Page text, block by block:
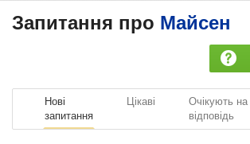
Запитання про Майсен
Нові
запитання
Цікаві
Очікують на
відповідь